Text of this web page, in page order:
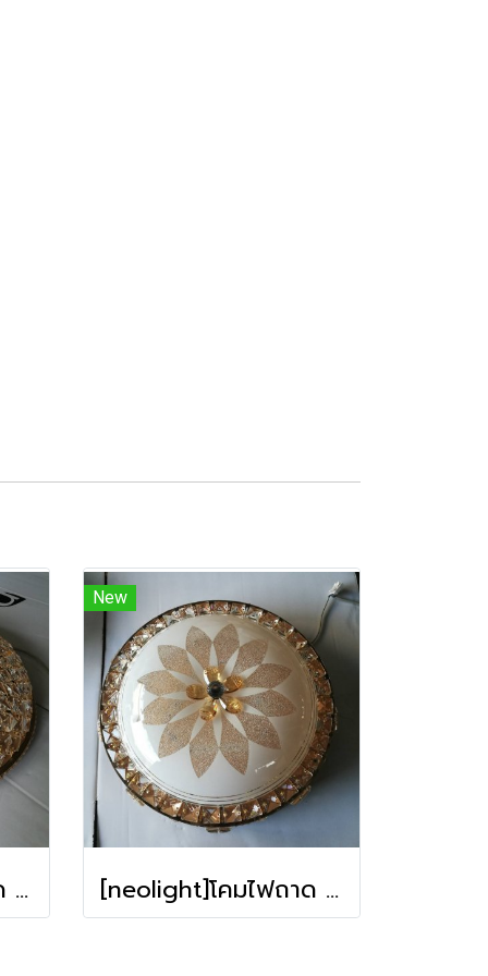
[neolight]โคมไฟถาด M003-500 **รับประกัน การใช้งาน12เดือน**
New
[neolight]โคมไฟถาด M010-500 **รับประกัน การใช้งาน12เดือน**